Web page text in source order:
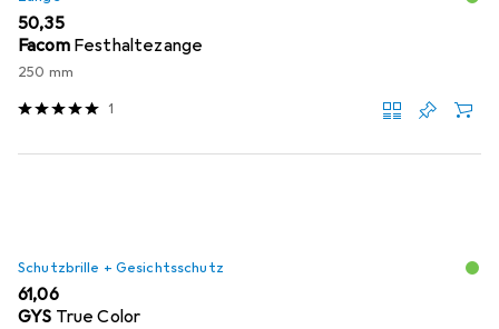
EUR
50,35
Facom Festhaltezange
250 mm
1
Schutzbrille + Gesichtsschutz
EUR
61,06
GYS True Color